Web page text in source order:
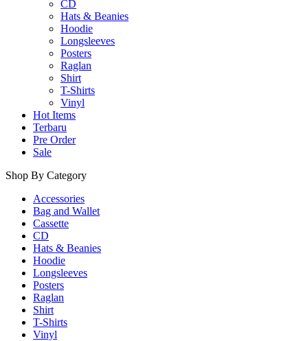
CD
Hats & Beanies
Hoodie
Longsleeves
Posters
Raglan
Shirt
T-Shirts
Vinyl
Hot Items
Terbaru
Pre Order
Sale
Shop By Category
Accessories
Bag and Wallet
Cassette
CD
Hats & Beanies
Hoodie
Longsleeves
Posters
Raglan
Shirt
T-Shirts
Vinyl